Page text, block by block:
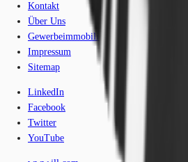
Kontakt
Über Uns
Gewerbeimmobilien-Lexikon
Impressum
Sitemap
LinkedIn
Facebook
Twitter
YouTube